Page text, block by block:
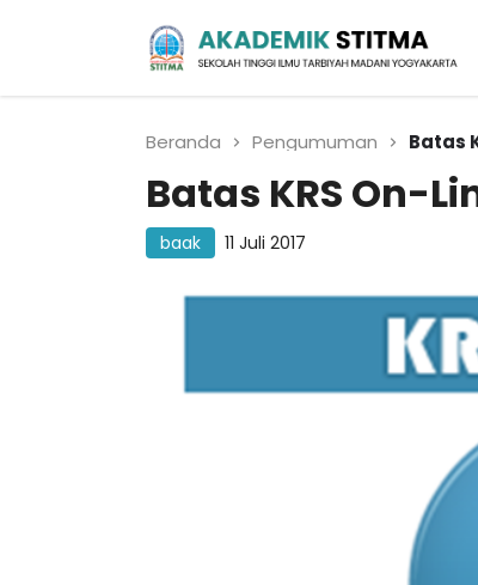
Biro Administrasi
Akademik
Beranda Pengumuman Batas
Batas KRS On-
baak 11 Juli 2017